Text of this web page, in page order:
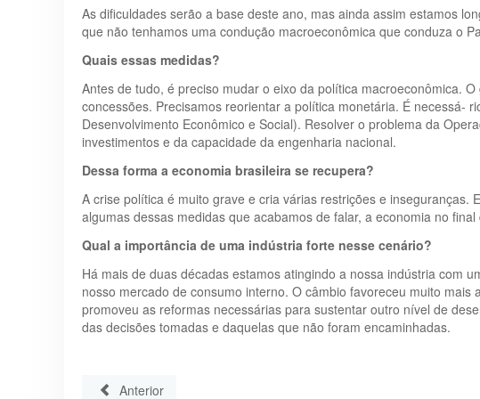
As dificuldades serão a base deste ano, mas ainda assim estamos
que não tenhamos uma condução macroeconômica que conduza o
Quais essas medidas?
Antes de tudo, é preciso mudar o eixo da política macroeconômica.
concessões. Precisamos reorientar a política monetária. É necessá-
Desenvolvimento Econômico e Social). Resolver o problema da
investimentos e da capacidade da engenharia nacional.
Dessa forma a economia brasileira se recupera?
A crise política é muito grave e cria várias restrições e
algumas dessas medidas que acabamos de falar, a economia no
Qual a importância de uma indústria forte nesse cenário?
Há mais de duas décadas estamos atingindo a nossa indústria com
nosso mercado de consumo interno. O câmbio favoreceu muito
promoveu as reformas necessárias para sustentar outro nível de
das decisões tomadas e daquelas que não foram encaminhadas.
Anterior